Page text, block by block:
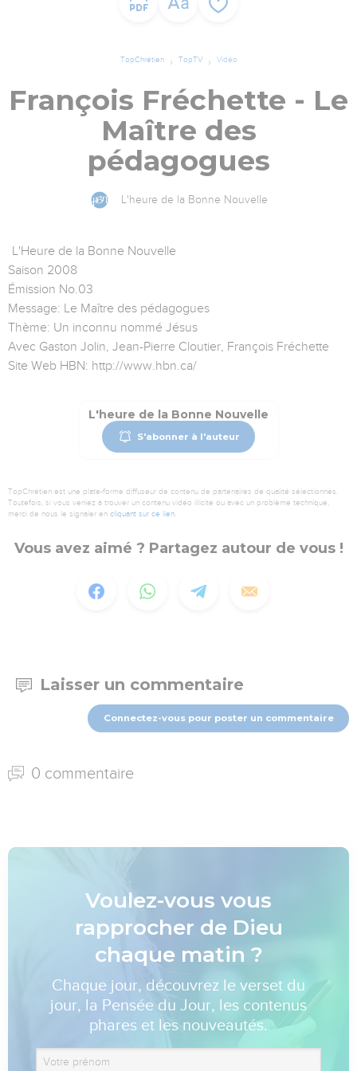
TopChrétien TopTV Vidéo
François Fréchette - Le
Maître des
pédagogues
L'heure de la Bonne Nouvelle
L'Heure de la Bonne Nouvelle
Saison 2008
Émission No.03
Message: Le Maître des pédagogues
Thème: Un inconnu nommé Jésus
Avec Gaston Jolin, Jean-Pierre Cloutier, François Fréchette
Site Web HBN: http://www.hbn.ca/
L'heure de la Bonne Nouvelle
S'abonner à l'auteur
TopChrétien est une plate-forme diffuseur de contenu de partenaires de qualité sélectionnés.
Toutefois, si vous veniez à trouver un contenu vidéo illicite ou avec un problème technique,
merci de nous le signaler en cliquant sur ce lien.
Vous avez aimé ? Partagez autour de vous !
Laisser un commentaire
Connectez-vous pour poster un commentaire
0 commentaire
Voulez-vous vous
rapprocher de Dieu
chaque matin ?
Chaque jour, découvrez le verset du
jour, la Pensée du Jour, les contenus
phares et les nouveautés.